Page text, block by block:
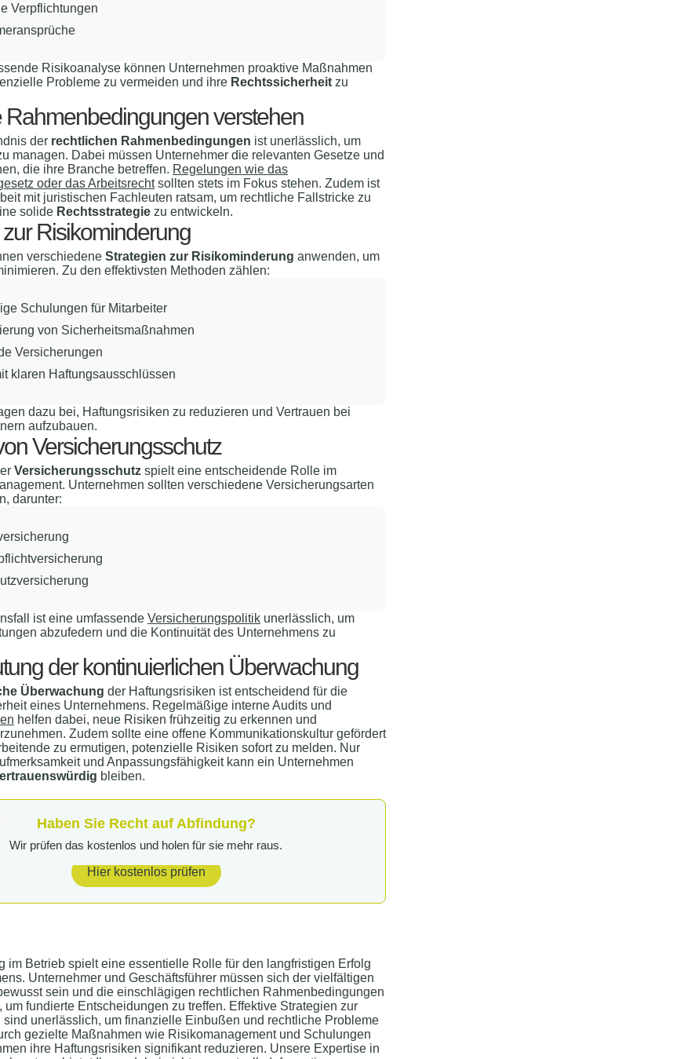
Verpflichtungen
Risikoanalyse können Unternehmen proaktive Maßnahmen
Probleme zu vermeiden und ihre Rechtssicherheit zu
Rahmenbedingungen verstehen
der rechtlichen Rahmenbedingungen ist unerlässlich, um
managen. Dabei müssen Unternehmer die relevanten Gesetze und
die ihre Branche betreffen. Regelungen wie das
oder das Arbeitsrechtsollten stets im Fokus stehen. Zudem ist
mit juristischen Fachleuten ratsam, um rechtliche Fallstricke zu
solide Rechtsstrategie zu entwickeln.
Risikominderung
verschiedene Strategien zur Risikominderung anwenden, um
Zu den effektivsten Methoden zählen:
Schulungen für Mitarbeiter
von Sicherheitsmaßnahmen
Versicherungen
klaren Haftungsausschlüssen
dazu bei, Haftungsrisiken zu reduzieren und Vertrauen bei
aufzubauen.
Versicherungsschutz
Versicherungsschutz spielt eine entscheidende Rolle im
Unternehmen sollten verschiedene Versicherungsarten
darunter:
ist eine umfassende Versicherungspolitik unerlässlich, um
abzufedern und die Kontinuität des Unternehmens zu
der kontinuierlichen Überwachung
Überwachung der Haftungsrisiken ist entscheidend für die
eines Unternehmens. Regelmäßige interne Audits und
helfen dabei, neue Risiken frühzeitig zu erkennen und
Zudem sollte eine offene Kommunikationskultur gefördert
zu ermutigen, potenzielle Risiken sofort zu melden. Nur
und Anpassungsfähigkeit kann ein Unternehmen
bleiben.
Haben Sie Recht auf Abfindung?
Wir prüfen das kostenlos und holen für sie mehr raus.
Hier kostenlos prüfen
im Betrieb spielt eine essentielle Rolle für den langfristigen Erfolg
Unternehmer und Geschäftsführer müssen sich der vielfältigen
sein und die einschlägigen rechtlichen Rahmenbedingungen
um fundierte Entscheidungen zu treffen. Effektive Strategien zur
sind unerlässlich, um finanzielle Einbußen und rechtliche Probleme
gezielte Maßnahmen wie Risikomanagement und Schulungen
ihre Haftungsrisiken signifikant reduzieren. Unsere Expertise in